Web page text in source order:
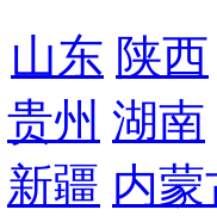
山东 陕西
贵州 湖南
新疆 内蒙